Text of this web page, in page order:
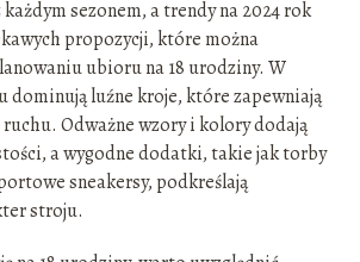
sezonem, a trendy na 2024 rok
propozycji, które można
ubioru na 18 urodziny. W
dominują luźne kroje, które zapewniają
Odważne wzory i kolory dodają
a wygodne dodatki, takie jak torby
sneakersy, podkreślają
stroju.